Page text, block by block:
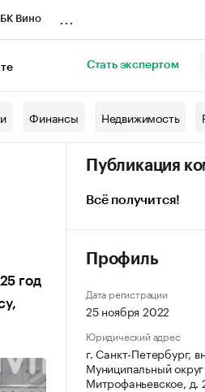
Вино
Стать экспертом
Финансы Недвижимость
год
Публикация
Всё получится!
Профиль
Дата регистрации
25 ноября 2022
Юридический адрес
г. Санкт-Петербург,
Муниципальный
Митрофаньевское, д.